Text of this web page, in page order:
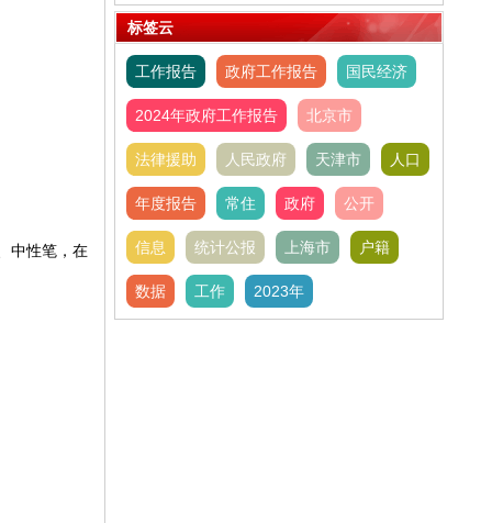
中性笔，在
建设计划
标签云
工作报告 政府工作报告 国民经济
2024年政府工作报告 北京市
法律援助 人民政府 天津市 人口
年度报告 常住 政府 公开
信息 统计公报 上海市 户籍
数据 工作 2023年